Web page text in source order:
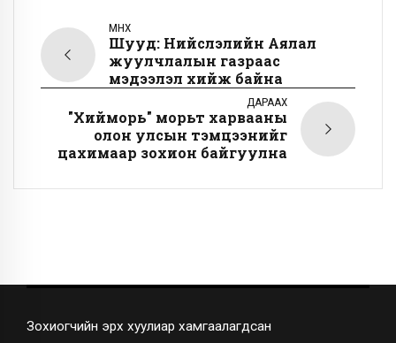
ӨМНӨХ
Шууд: Нийслэлийн Аялал
жуулчлалын газраас
мэдээлэл хийж байна
ДАРААХ
"Хийморь" морьт харвааны
олон улсын тэмцээнийг
цахимаар зохион байгуулна
Зохиогчийн эрх хуулиар хамгаалагдсан